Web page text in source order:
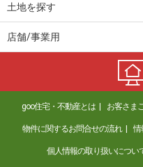
土地を探す
店舗/事業用
goo住宅・不動産とは お客さま
物件に関するお問合せの流れ 情
個人情報の取り扱いについ